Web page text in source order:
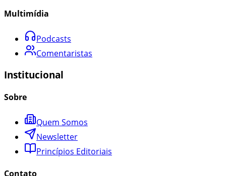
Multimídia
Podcasts
Comentaristas
Institucional
Sobre
Quem Somos
Newsletter
Princípios Editoriais
Contato